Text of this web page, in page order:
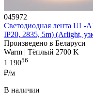
045972
Светодиодная лента UL-
IP20, 2835, 5m) (Arlight,
Произведено в Беларуси
Warm | Тёплый 2700 K
1 19056
₽/м
В наличии